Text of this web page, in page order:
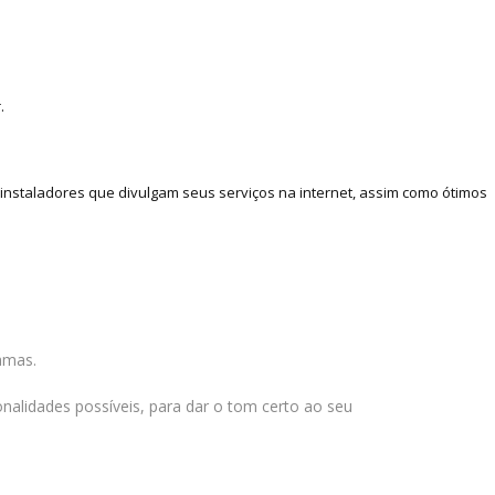
que divulgam seus serviços na internet, assim como ótimos
possíveis, para dar o tom certo ao seu